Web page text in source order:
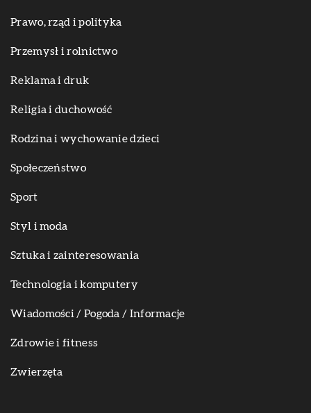
Prawo, rząd i polityka
Przemysł i rolnictwo
Reklama i druk
Religia i duchowość
Rodzina i wychowanie dzieci
Społeczeństwo
Sport
Styl i moda
Sztuka i zainteresowania
Technologia i komputery
Wiadomości / Pogoda / Informacje
Zdrowie i fitness
Zwierzęta